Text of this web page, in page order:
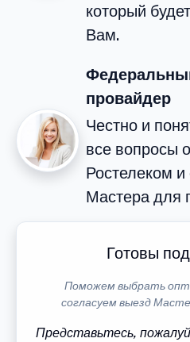
который
Вам.
провайдер
Честно и
все вопросы
Ростелеком
Мастера для
Готовы
Поможем выбрать
согласуем выезд
Представьтесь,